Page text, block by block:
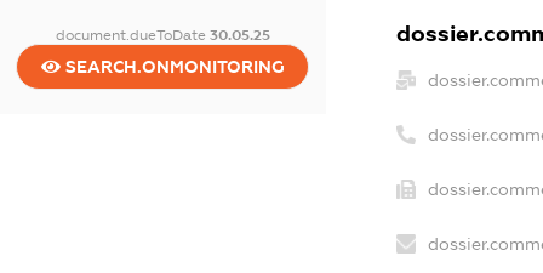
document.dueToDate 30.05.25
SEARCH.ONMONITORING